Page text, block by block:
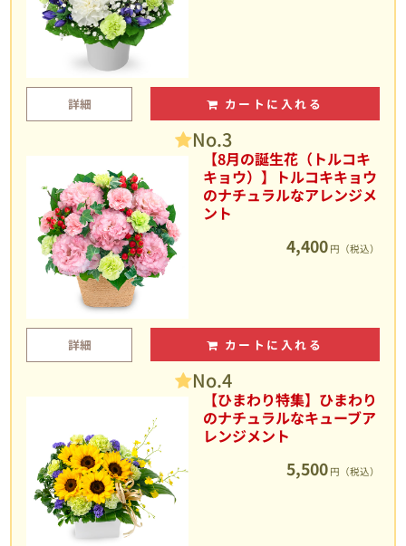
詳細 カートに入れる
No.3
【8月の誕生花（トルコキ
キョウ）】トルコキキョウ
のナチュラルなアレンジメ
ント
4,400 円（税込）
詳細 カートに入れる
No.4
【ひまわり特集】ひまわり
のナチュラルなキューブア
レンジメント
5,500 円（税込）